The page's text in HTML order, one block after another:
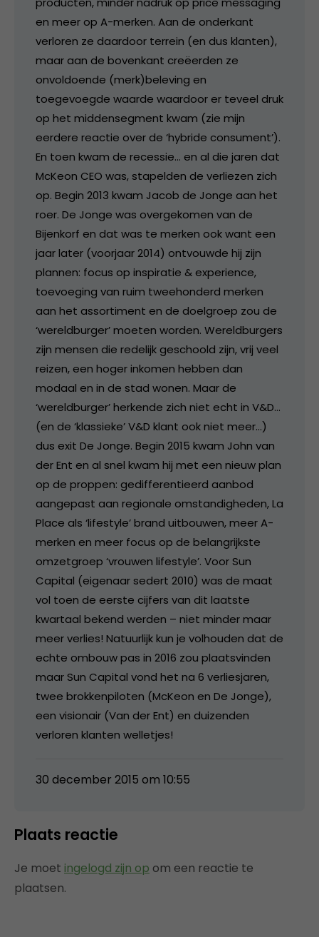
en meer op A-merken. Aan de onderkant
verloren ze daardoor terrein (en dus klanten),
maar aan de bovenkant creëerden ze
onvoldoende (merk)beleving en
toegevoegde waarde waardoor er teveel druk
op het middensegment kwam (zie mijn
eerdere reactie over de ‘hybride consument’).
En toen kwam de recessie… en al die jaren dat
McKeon CEO was, stapelden de verliezen zich
op. Begin 2013 kwam Jacob de Jonge aan het
roer. De Jonge was overgekomen van de
Bijenkorf en dat was te merken ook want een
jaar later (voorjaar 2014) ontvouwde hij zijn
plannen: focus op inspiratie & experience,
toevoeging van ruim tweehonderd merken
aan het assortiment en de doelgroep zou de
‘wereldburger’ moeten worden. Wereldburgers
zijn mensen die redelijk geschoold zijn, vrij veel
reizen, een hoger inkomen hebben dan
modaal en in de stad wonen. Maar de
‘wereldburger’ herkende zich niet echt in V&D…
(en de ‘klassieke’ V&D klant ook niet meer…)
dus exit De Jonge. Begin 2015 kwam John van
der Ent en al snel kwam hij met een nieuw plan
op de proppen: gedifferentieerd aanbod
aangepast aan regionale omstandigheden, La
Place als ‘lifestyle’ brand uitbouwen, meer A-
merken en meer focus op de belangrijkste
omzetgroep ‘vrouwen lifestyle’. Voor Sun
Capital (eigenaar sedert 2010) was de maat
vol toen de eerste cijfers van dit laatste
kwartaal bekend werden – niet minder maar
meer verlies! Natuurlijk kun je volhouden dat de
echte ombouw pas in 2016 zou plaatsvinden
maar Sun Capital vond het na 6 verliesjaren,
twee brokkenpiloten (McKeon en De Jonge),
een visionair (Van der Ent) en duizenden
verloren klanten welletjes!
30 december 2015 om 10:55
Plaats reactie
Je moet ingelogd zijn op om een reactie te
plaatsen.